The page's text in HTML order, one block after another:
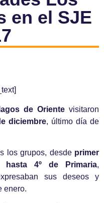
en el SJE
de Oriente visitaron
diciembre, último día de
los grupos, desde primer
hasta 4º de Primaria,
sus deseos y
enero.